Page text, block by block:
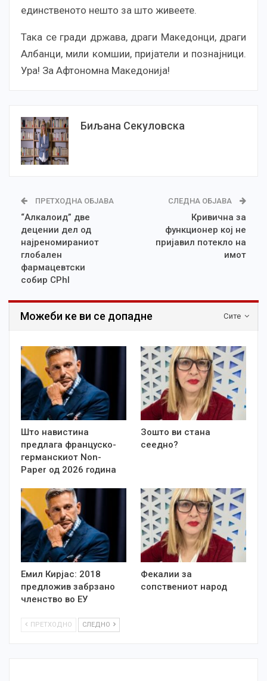
единственото нешто за што живеете.
Така се гради држава, драги Македонци, драги
Албанци, мили комшии, пријатели и познајници.
Ура! За Афтономна Македонија!
Биљана Секуловска
ПРЕТХОДНА ОБЈАВА
“Алкалоид” две
децении дел од
најреномираниот
глобален
фармацевтски
собир CPhI
СЛЕДНА ОБЈАВА
Кривична за
функционер кој не
пријавил потекло на
имот
Сите
Можеби ке ви се допадне
Што навистина
предлага француско-
германскиот Non-
Paper од 2026 година
Зошто ви стана
сеедно?
Емил Кирјас: 2018
предложив забрзано
членство во ЕУ
Фекалии за
сопствениот народ
ПРЕТХОДНО СЛЕДНО